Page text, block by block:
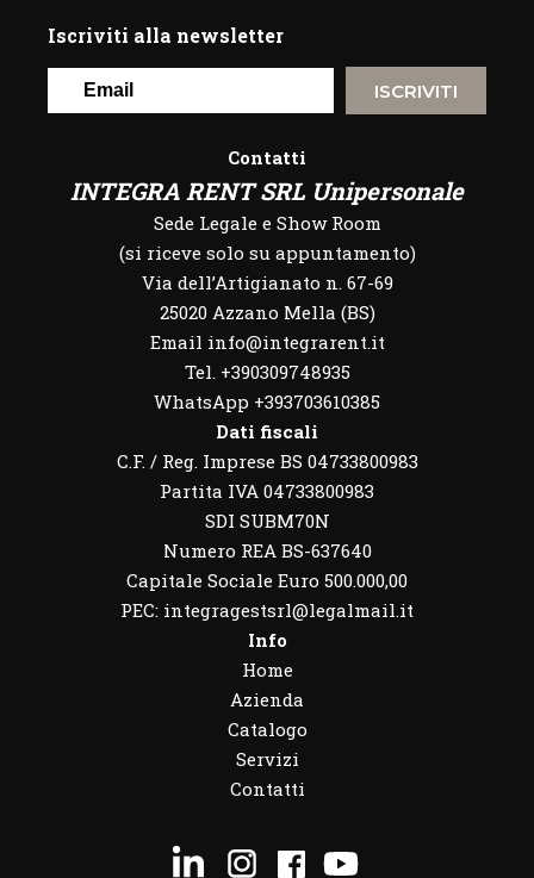
Iscriviti alla newsletter
ISCRIVITI
Contatti
INTEGRA RENT SRL Unipersonale
Sede Legale e Show Room
(si riceve solo su appuntamento)
Via dell’Artigianato n. 67-69
25020 Azzano Mella (BS)
Email info@integrarent.it
Tel. +390309748935
WhatsApp +393703610385
Dati fiscali
C.F. / Reg. Imprese BS 04733800983
Partita IVA 04733800983
SDI SUBM70N
Numero REA BS-637640
Capitale Sociale Euro 500.000,00
PEC: integragestsrl@legalmail.it
Info
Home
Azienda
Catalogo
Servizi
Contatti